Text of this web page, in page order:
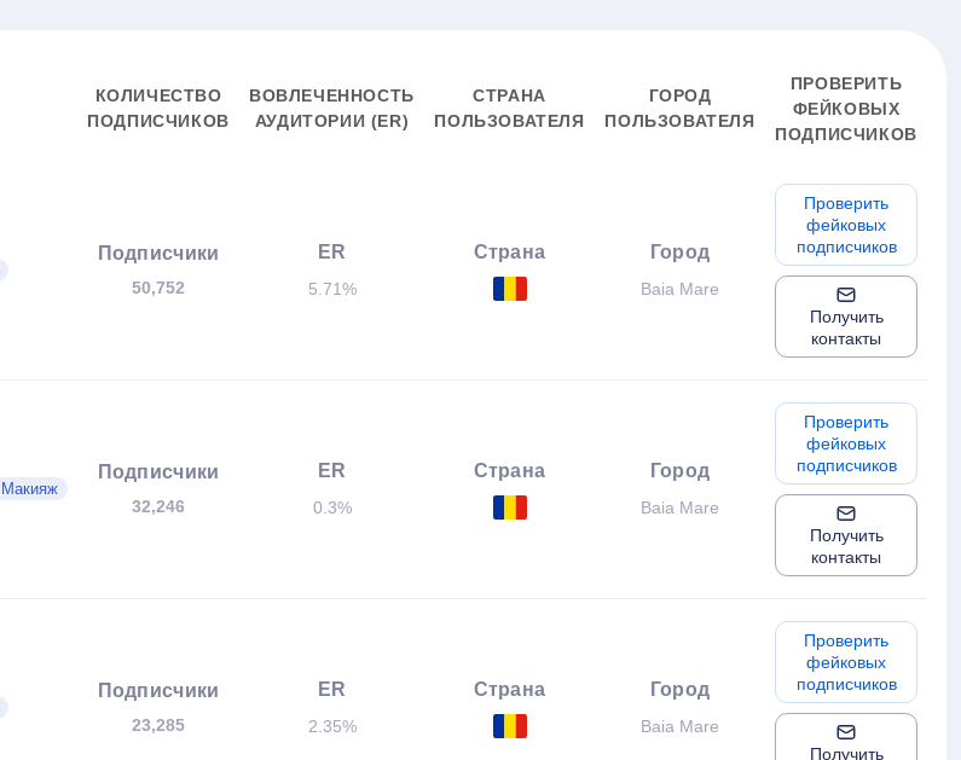
КОЛИЧЕСТВО
ПОДПИСЧИКОВ
ВОВЛЕЧЕННОСТЬ
АУДИТОРИИ (ER)
СТРАНА
ПОЛЬЗОВАТЕЛЯ
ГОРОД
ПОЛЬЗОВАТЕЛЯ
ПРОВЕРИТЬ
ФЕЙКОВЫХ
ПОДПИСЧИКОВ
Подписчики
50,752
ER
5.71%
Страна Город
Baia Mare
Проверить
фейковых
подписчиков
Получить
контакты
Макияж
Подписчики
32,246
ER
0.3%
Страна Город
Baia Mare
Проверить
фейковых
подписчиков
Получить
контакты
Подписчики
23,285
ER
2.35%
Страна Город
Baia Mare
Проверить
фейковых
подписчиков
Получить